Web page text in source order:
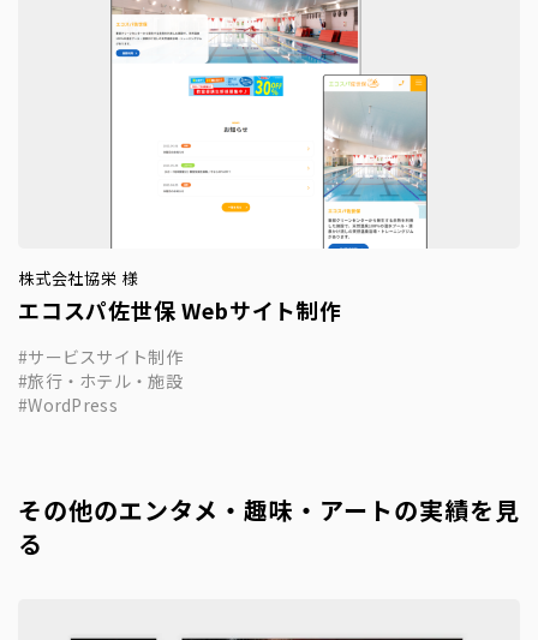
株式会社協栄 様
エコスパ佐世保 Webサイト制作
サービスサイト制作
旅行・ホテル・施設
WordPress
その他のエンタメ・趣味・アートの実績を見
る